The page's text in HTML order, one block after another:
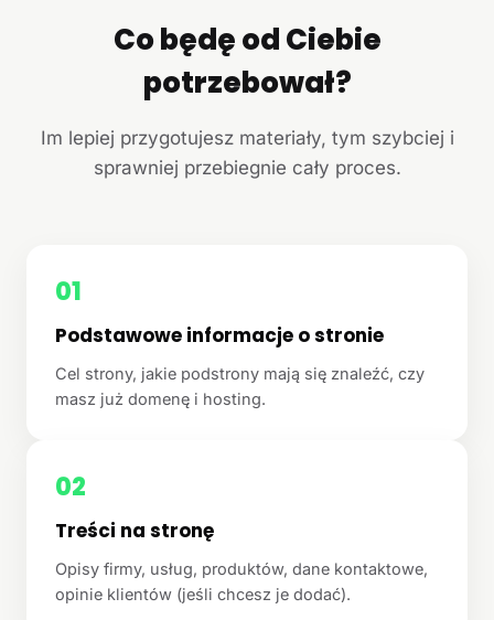
Co będę od Ciebie
potrzebował?
Im lepiej przygotujesz materiały, tym szybciej i
sprawniej przebiegnie cały proces.
01
Podstawowe informacje o stronie
Cel strony, jakie podstrony mają się znaleźć, czy
masz już domenę i hosting.
02
Treści na stronę
Opisy firmy, usług, produktów, dane kontaktowe,
opinie klientów (jeśli chcesz je dodać).